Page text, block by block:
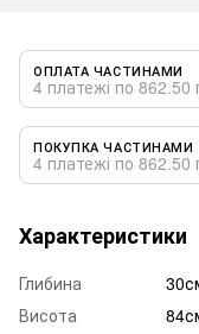
ОПЛАТА ЧАСТИНАМИ
4 платежі по 862.50
ПОКУПКА ЧАСТИНАМИ
4 платежі по 862.50
Характеристики
Глибина
Висота